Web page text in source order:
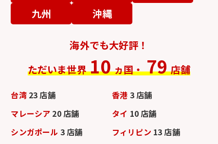
九州
沖縄
海外でも大好評！
ただいま世界 10 ヵ国・ 79 店舗
台湾 23 店舗 香港 3 店舗
マレーシア 20 店舗 タイ 10 店舗
シンガポール 3 店舗 フィリピン 13 店舗